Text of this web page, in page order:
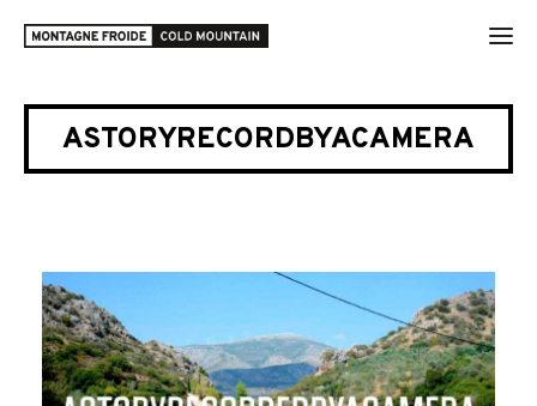
ASTORYRECORDBYACAMERA